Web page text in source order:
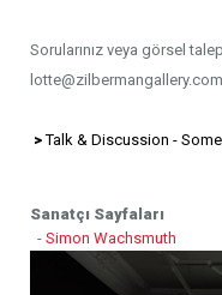
Sorularınız veya görsel
lotte@zilbermangallery.com
>Talk & Discussion -
Sanatçı Sayfaları
- Simon Wachsmuth